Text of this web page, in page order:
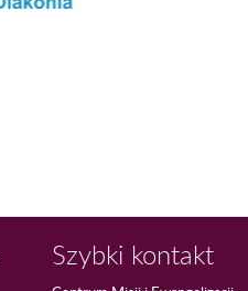
Szybki kontakt